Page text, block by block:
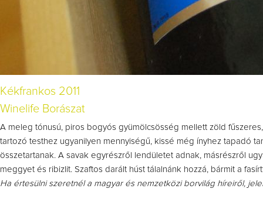
Kékfrankos 2011
Winelife Borászat
A meleg tónusú, piros bogyós gyümölcsösség mellett zöld
tartozó testhez ugyanilyen mennyiségű, kissé még ínyhez tapadó
összetartanak. A savak egyrészről lendületet adnak, másrészről
meggyet és ribizlit. Szaftos darált húst tálalnánk hozzá, bármit a
Ha értesülni szeretnél a magyar és nemzetközi borvilág híreiről,